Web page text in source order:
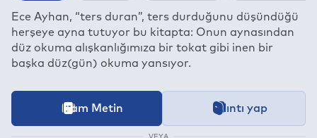
Linkedin
Whatsapp
Ece Ayhan, “ters duran”, ters durduğunu düşündüğü
herşeye ayna tutuyor bu kitapta: Onun aynasından
düz okuma alışkanlığımıza bir tokat gibi inen bir
başka düz(gün) okuma yansıyor.
İçeriğe ait içindekiler bölümünün aktarımı devam
Bu kitap aşağıdakiDijital Hak Yönetimi (DRM) Koşullarıyla
Tam Metin Alıntı yap
VEYA